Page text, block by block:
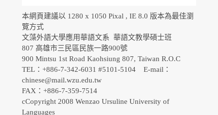
本網頁建議以 1280 x 1050 Pixal , IE 8.0 版本為最佳瀏
覽方式
文藻外語大學應用華語文系 華語文教學碩士班
807 高雄市三民區民族一路900號
900 Mintsu 1st Road Kaohsiung 807, Taiwan R.O.C
TEL：+886-7-342-6031 #5101-5104 E-mail：
chinese@mail.wzu.edu.tw
FAX：+886-7-359-7514
cCopyright 2008 Wenzao Ursuline University of
Languages